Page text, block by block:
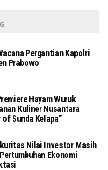
Pergantian Kapolri
Prabowo
Hayam Wuruk
Kuliner Nusantara
Sunda Kelapa”
Nilai Investor Masih
Ekonomi